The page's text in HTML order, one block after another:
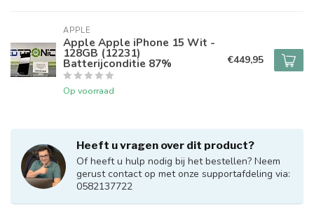
APPLE
Apple Apple iPhone 15 Wit -
128GB (12231)
Batterijconditie 87%
Op voorraad
€449,95
Heeft u vragen over dit product?
Of heeft u hulp nodig bij het bestellen? Neem
gerust contact op met onze supportafdeling via:
0582137722